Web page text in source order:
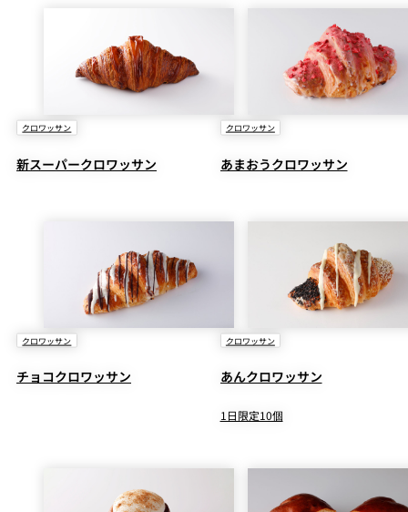
クロワッサン
新スーパークロワッサン
クロワッサン
あまおうクロワッサン
クロワッサン
チョコクロワッサン
クロワッサン
あんクロワッサン
1日限定10個